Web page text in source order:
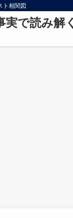
ト相関図
実で読み解